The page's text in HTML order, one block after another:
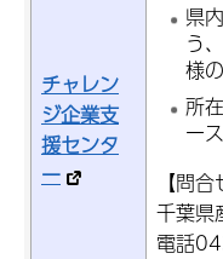
チャレン
ジ企業支
援センタ
ー
県
う
様
所
ー
【問合
千葉県
電話